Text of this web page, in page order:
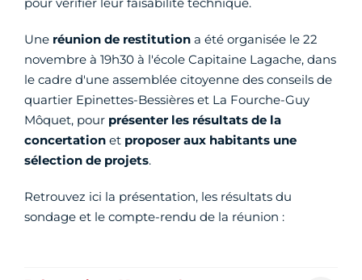
Une réunion de restitution a été organisée le 22
novembre à 19h30 à l'école Capitaine Lagache, dans
le cadre d'une assemblée citoyenne des conseils de
quartier Epinettes-Bessières et La Fourche-Guy
Môquet, pour présenter les résultats de la
concertation et proposer aux habitants une
sélection de projets.
Retrouvez ici la présentation, les résultats du
sondage et le compte-rendu de la réunion :